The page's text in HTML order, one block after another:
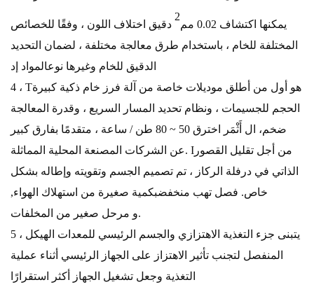
يمكنها اكتشاف 0.02 مم
2
دقيق اختلاف اللون ، وفقًا للخصائص
المختلفة للخام ، باستخدام طرق معالجة مختلفة ، لضمان التحديد
الدقيق للخام وغيرها نوعالمواد إد
4 ، T هو أول من أطلق موديلات خاصة من آلة فرز خام ذكية كبيرة
الحجم للجسيمات ، ونظام تحديد المسار السريع ، وقدرة المعالجة
ضخم، ال أَثْمَر
اخترق 50 ~ 80 طن / ساعة ، متقدمًا بفارق كبير
عن الشركات المصنعة المحلية المماثلة. I من أجل تقليل القصور
الذاتي في درفلة الركاز ، تم تصميم الجسم وتقويته وإطاله بشكل
خاص. فصل تهب منخفضبكمية صغيرة من استهلاك الهواء,
ومرحل صغير من المخلفات.
5 ، يتبنى جزء التغذية الاهتزازي والجسم الرئيسي للمعدات الهيكل
المنفصل لتجنب تأثير الاهتزاز على الجهاز الرئيسي أثناء عملية
التغذية وجعل تشغيل الجهاز أكثر استقرارًا